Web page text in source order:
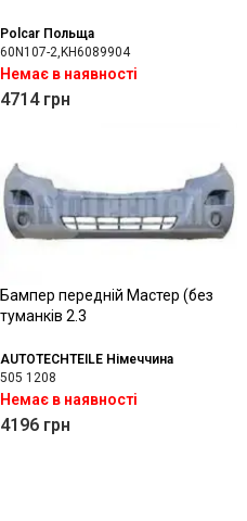
Polcar Польща
60N107-2,KH6089904
Немає в наявності
4714 грн
Бампер передній Мастер (без
туманків 2.3
AUTOTECHTEILE Німеччина
505 1208
Немає в наявності
4196 грн